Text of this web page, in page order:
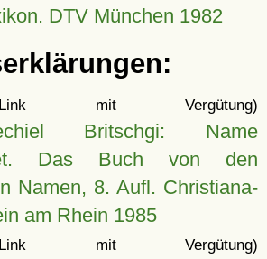
DTV München 1982
mit Vergütung)
Britschgi: Name
Das Buch von den
Namen, 8. Aufl. Christiana-
am Rhein 1985
mit Vergütung)